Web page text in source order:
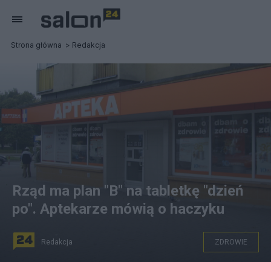
Strona główna Redakcja
Rząd ma plan "B" na tabletkę "dzień
po". Aptekarze mówią o haczyku
Redakcja ZDROWIE